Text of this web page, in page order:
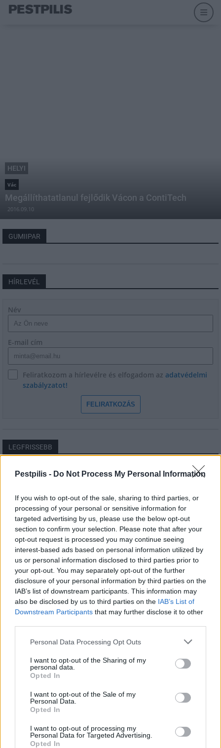
Pestpilis - Do Not Process My Personal Information
If you wish to opt-out of the sale, sharing to third parties, or
processing of your personal or sensitive information for
targeted advertising by us, please use the below opt-out
section to confirm your selection. Please note that after your
opt-out request is processed you may continue seeing
interest-based ads based on personal information utilized by
us or personal information disclosed to third parties prior to
your opt-out. You may separately opt-out of the further
disclosure of your personal information by third parties on the
IAB’s list of downstream participants. This information may
also be disclosed by us to third parties on the IAB’s List of
Downstream Participants that may further disclose it to other
Personal Data Processing Opt Outs
I want to opt-out of the Sharing of my
personal data.
Opted In
I want to opt-out of the Sale of my
Personal Data.
Opted In
I want to opt-out of processing my
Personal Data for Targeted Advertising.
Opted In
HELYI
Vác
Megállíthatatlanul fejlődik Vácon a ContiTech
2016.09.10
GUMIIPAR
HÍRLEVÉL
Név
E-mail cím
Feliratkozom a hírlevélre és elfogadom az adatvédelmi
szabályzatot!
FELIRATKOZÁS
LEGFRISSEBB
Országos
Megérkezett az eső a Duna vízgyűjtőjére
Helyi
Amire többmillióan vártunk: szombattól
másodfokúra csökken a riasztás
Pest megye
Fából épül Budakeszi új óvodája
HIRDETÉS
HIRDETÉS
HIRDETÉS